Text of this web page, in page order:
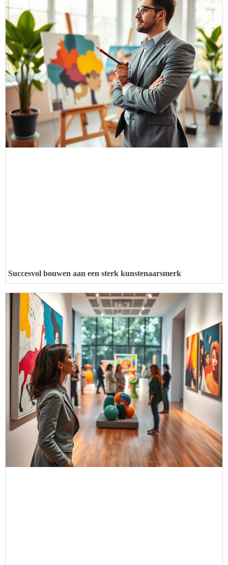
Succesvol bouwen aan een sterk kunstenaarsmerk